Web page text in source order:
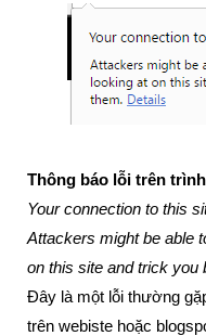
Thông báo lỗi trên
Your connection to this
Attackers might be able
on this site and trick you
Đây là một lỗi thường
trên webiste hoặc